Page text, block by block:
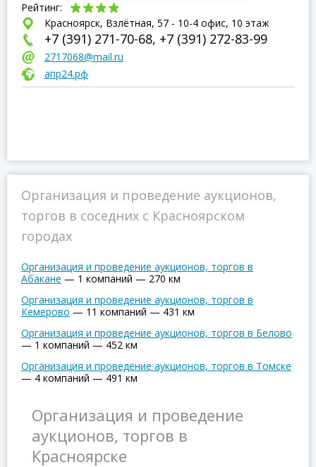
Рейтинг:
Красноярск, Взлётная, 57 - 10-4 офис, 10 этаж
+7 (391) 271-70-68, +7 (391) 272-83-99
2717068@mail.ru
апр24.рф
Организация и проведение аукционов,
торгов в соседних с Красноярском
городах
Организация и проведение аукционов, торгов в
Абакане — 1 компаний — 270 км
Организация и проведение аукционов, торгов в
Кемерово — 11 компаний — 431 км
Организация и проведение аукционов, торгов в Белово
— 1 компаний — 452 км
Организация и проведение аукционов, торгов в Томске
— 4 компаний — 491 км
Организация и проведение
аукционов, торгов в
Красноярске